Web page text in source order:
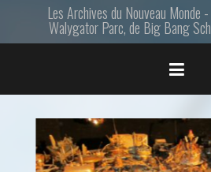
Les Archives du Nouveau Monde
Walygator Parc, de Big Bang